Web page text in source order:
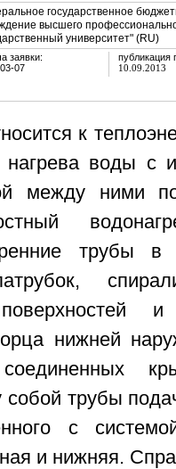
государственное
высшего
университет" (RU)
заявки:
07
публикация
10.09.2013
к
воды с
между ними
трубы в
нижней
трубы
с
и нижняя.